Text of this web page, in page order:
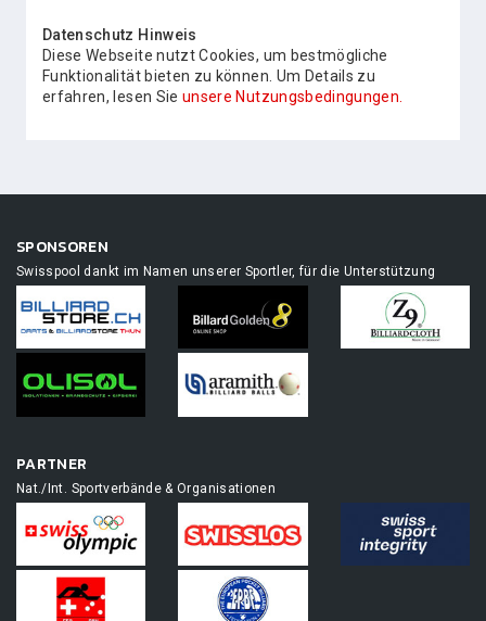
Datenschutz Hinweis
Diese Webseite nutzt Cookies, um bestmögliche
Funktionalität bieten zu können. Um Details zu
erfahren, lesen Sie unsere Nutzungsbedingungen.
SPONSOREN
Swisspool dankt im Namen unserer Sportler, für die Unterstützung
PARTNER
Nat./Int. Sportverbände & Organisationen